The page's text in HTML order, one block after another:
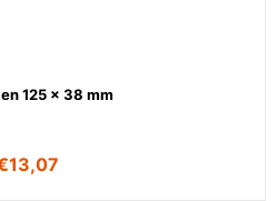
125 x 38 mm
13,07